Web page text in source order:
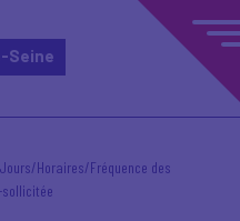
Seine
Horaires/Fréquence des